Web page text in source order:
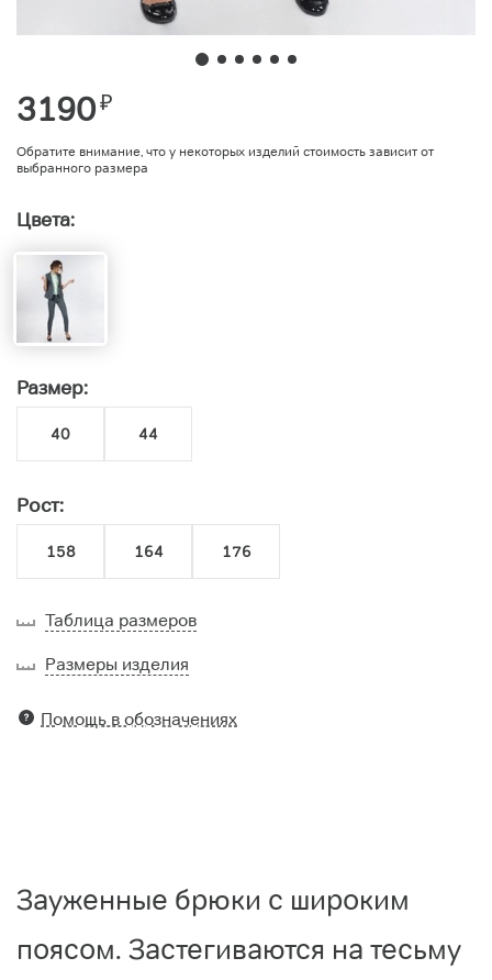
3190₽
Обратите внимание, что у некоторых изделий стоимость зависит от
выбранного размера
Цвета:
Размер:
40 44
Рост:
158 164 176
Таблица размеров
Размеры изделия
Помощь в обозначениях
Зауженные брюки с широким
поясом. Застегиваются на тесьму